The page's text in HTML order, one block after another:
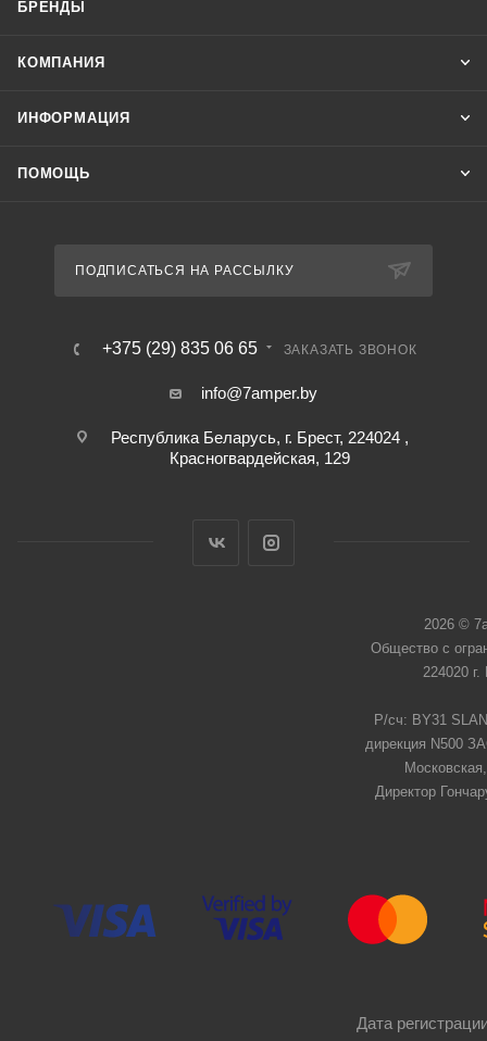
БРЕНДЫ
КОМПАНИЯ
ИНФОРМАЦИЯ
ПОМОЩЬ
ПОДПИСАТЬСЯ НА РАССЫЛКУ
+375 (29) 835 06 65 ЗАКАЗАТЬ ЗВОНОК
info@7amper.by
Республика Беларусь, г. Брест, 224024 ,
Красногвардейская, 129
2026 ©
Общество с
224020
Р/сч: BY31
дирекция N500
Директор
Дата